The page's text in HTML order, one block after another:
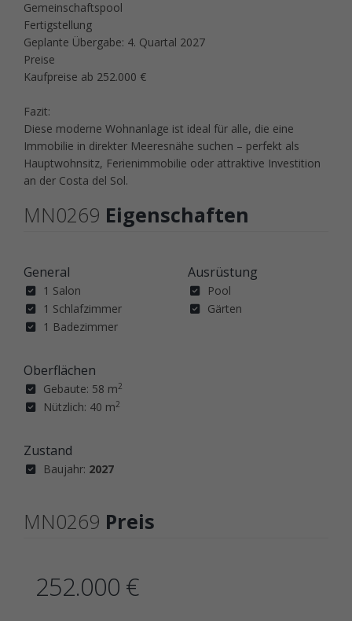
Gemeinschaftspool
Fertigstellung
Geplante Übergabe: 4. Quartal 2027
Preise
Kaufpreise ab 252.000 €
Fazit:
Diese moderne Wohnanlage ist ideal für alle, die eine
Immobilie in direkter Meeresnähe suchen – perfekt als
Hauptwohnsitz, Ferienimmobilie oder attraktive Investition
an der Costa del Sol.
MN0269 Eigenschaften
General
1 Salon
1 Schlafzimmer
1 Badezimmer
Oberflächen
Gebaute: 58 m2
Nützlich: 40 m2
Zustand
Baujahr: 2027
Ausrüstung
Pool
Gärten
MN0269 Preis
252.000 €